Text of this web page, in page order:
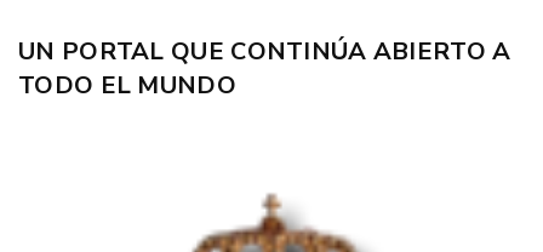
UN PORTAL QUE CONTINÚA ABIERTO A
TODO EL MUNDO